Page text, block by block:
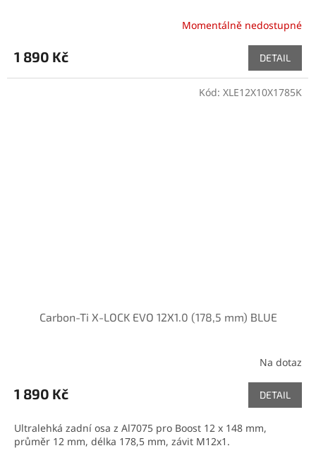
Momentálně nedostupné
1 890 Kč DETAIL
Carbon-Ti X-LOCK EVO 12X1.0 (178,5 mm) BLUE
Na dotaz
1 890 Kč DETAIL
Ultralehká zadní osa z Al7075 pro Boost 12 x 148 mm,
průměr 12 mm, délka 178,5 mm, závit M12x1.
Kód: XLE12X10X1785K